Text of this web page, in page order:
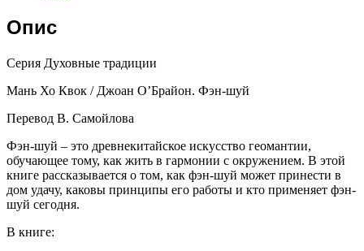
Опис
Серия Духовные традиции
Мань Хо Квок / Джоан О’Брайон. Фэн-шуй
Перевод В. Самойлова
Фэн-шуй – это древнекитайское искусство геомантии,
обучающее тому, как жить в гармонии с окружением. В этой
книге рассказывается о том, как фэн-шуй может принести в
дом удачу, каковы принципы его работы и кто применяет фэн-
шуй сегодня.
В книге: